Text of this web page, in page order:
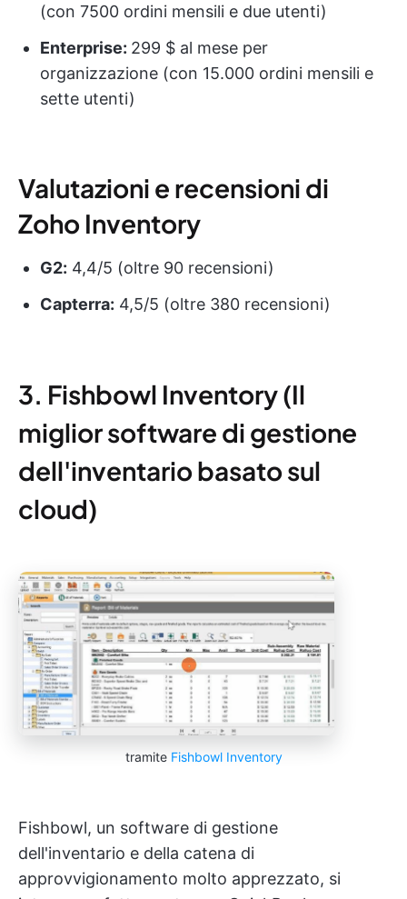
(con 7500 ordini mensili e due utenti)
Enterprise: 299 $ al mese per
organizzazione (con 15.000 ordini mensili e
sette utenti)
Valutazioni e recensioni di
Zoho Inventory
G2: 4,4/5 (oltre 90 recensioni)
Capterra: 4,5/5 (oltre 380 recensioni)
3. Fishbowl Inventory (Il
miglior software di gestione
dell'inventario basato sul
cloud)
tramite Fishbowl Inventory
Fishbowl, un software di gestione
dell'inventario e della catena di
approvvigionamento molto apprezzato, si